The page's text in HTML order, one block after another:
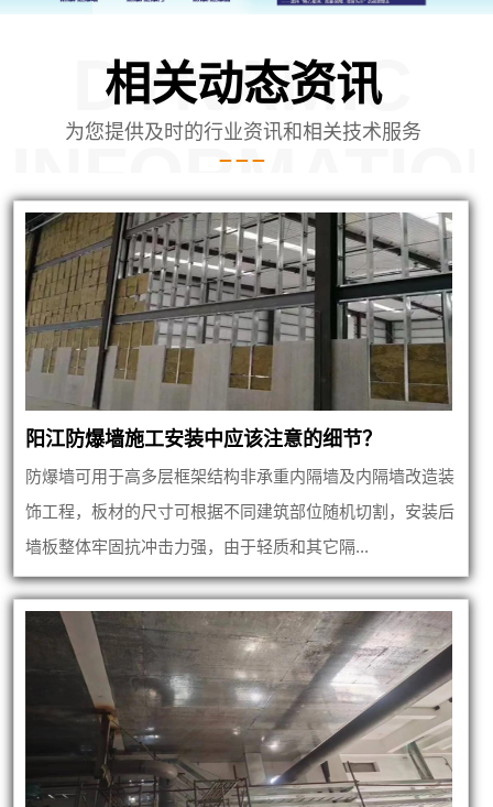
相关动态资讯
DYNAMIC
为您提供及时的行业资讯和相关技术服务
阳江防爆墙施工安装中应该注意的细节？
防爆墙可用于高多层框架结构非承重内隔墙及内隔墙改造装
饰工程，板材的尺寸可根据不同建筑部位随机切割，安装后
墙板整体牢固抗冲击力强，由于轻质和其它隔...